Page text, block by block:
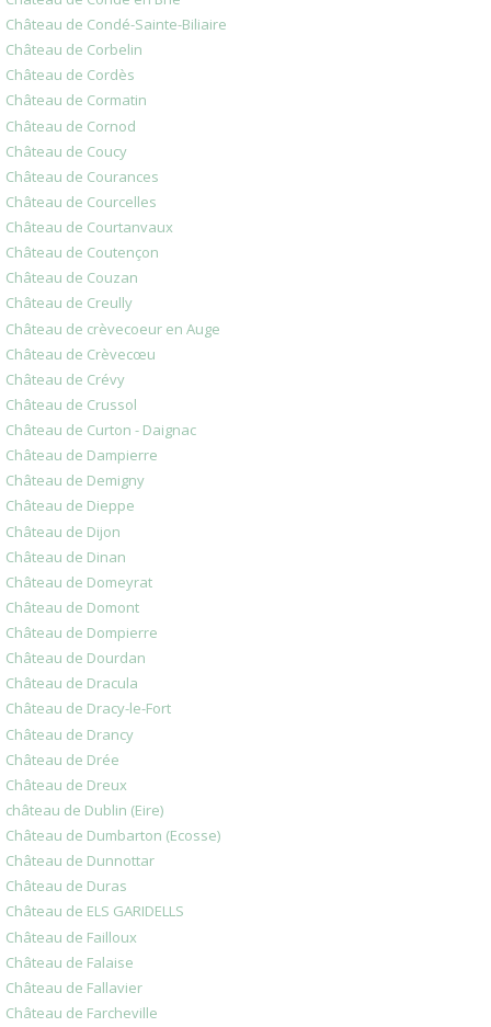
Château de Condé-Sainte-Biliaire
Château de Corbelin
Château de Cordès
Château de Cormatin
Château de Cornod
Château de Coucy
Château de Courances
Château de Courcelles
Château de Courtanvaux
Château de Coutençon
Château de Couzan
Château de Creully
Château de crèvecoeur en Auge
Château de Crèvecœu
Château de Crévy
Château de Crussol
Château de Curton - Daignac
Château de Dampierre
Château de Demigny
Château de Dieppe
Château de Dijon
Château de Dinan
Château de Domeyrat
Château de Domont
Château de Dompierre
Château de Dourdan
Château de Dracula
Château de Dracy-le-Fort
Château de Drancy
Château de Drée
Château de Dreux
château de Dublin (Eire)
Château de Dumbarton (Ecosse)
Château de Dunnottar
Château de Duras
Château de ELS GARIDELLS
Château de Failloux
Château de Falaise
Château de Fallavier
Château de Farcheville